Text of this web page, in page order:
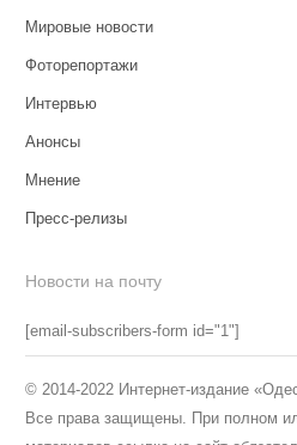
Мировые новости
Фоторепортажи
Интервью
Анонсы
Мнение
Пресс-релизы
Новости на почту
[email-subscribers-form id="1"]
© 2014-2022 Интернет-издание
Все права защищены. При полном